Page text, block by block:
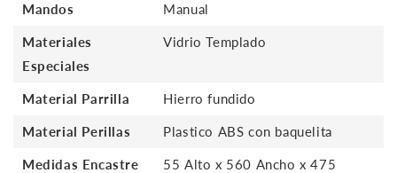
Mandos Manual
Materiales
Especiales
Vidrio Templado
Material Parrilla Hierro fundido
Material Perillas Plastico ABS con baquelita
Medidas Encastre
55 Alto x 560 Ancho x 475